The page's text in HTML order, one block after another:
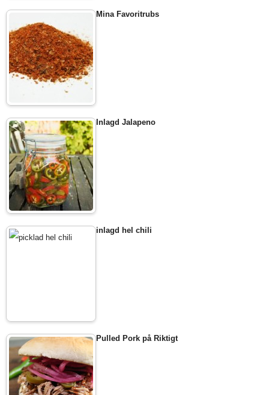
Mina Favoritrubs
Inlagd Jalapeno
inlagd hel chili
Pulled Pork på Riktigt